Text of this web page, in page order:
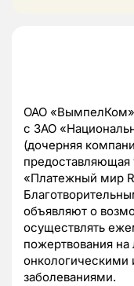
ОАО «ВымпелКом»
с ЗАО
(дочерняя
предоставляющая
«Платежный мир
объявляют о
осуществлять
пожертвования
онкологическими
заболеваниями.